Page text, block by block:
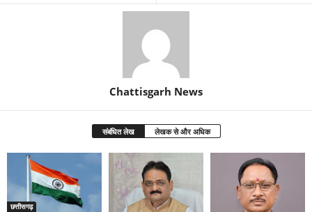
Chattisgarh News
संबंधित लेख लेखक से और अधिक
छत्तीसगढ़